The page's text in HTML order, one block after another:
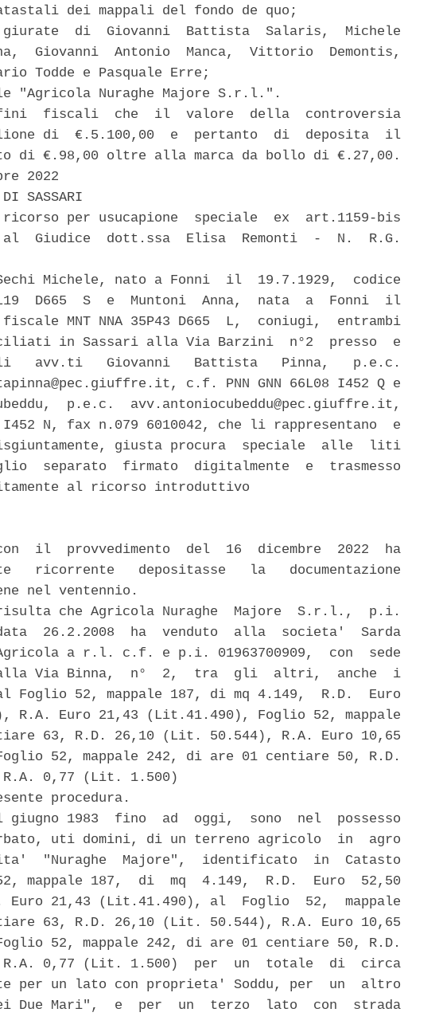
dei mappali del fondo de quo;
di  Giovanni  Battista  Salaris,  Michele
Giovanni  Antonio  Manca,  Vittorio  Demontis,
Todde e Pasquale Erre;
"Agricola Nuraghe Majore S.r.l.".
fiscali  che  il  valore  della  controversia
di  €.5.100,00  e  pertanto  di  deposita  il
di €.98,00 oltre alla marca da bollo di €.27,00.
2022
SASSARI
per usucapione  speciale  ex  art.1159-bis
Giudice  dott.ssa  Elisa  Remonti  -  N.  R.G.
Michele, nato a Fonni  il  19.7.1929,  codice
D665  S  e  Muntoni  Anna,  nata  a  Fonni  il
MNT NNA 35P43 D665  L,  coniugi,  entrambi
in Sassari alla Via Barzini  n°2  presso  e
avv.ti   Giovanni   Battista   Pinna,   p.e.c.
c.f. PNN GNN 66L08 I452 Q e
p.e.c.  avv.antoniocubeddu@pec.giuffre.it,
I452 N, fax n.079 6010042, che li rappresentano  e
giusta procura  speciale  alle  liti
separato  firmato  digitalmente  e  trasmesso
al ricorso introduttivo
il  provvedimento  del  16  dicembre  2022  ha
ricorrente   depositasse   la   documentazione
nel ventennio.
che Agricola Nuraghe  Majore  S.r.l.,  p.i.
26.2.2008  ha  venduto  alla  societa'  Sarda
a r.l. c.f. e p.i. 01963700909,  con  sede
alla Via Binna,  n°  2,  tra  gli  altri,  anche  i
52, mappale 187, di mq 4.149,  R.D.  Euro
R.A. Euro 21,43 (Lit.41.490), Foglio 52, mappale
63, R.D. 26,10 (Lit. 50.544), R.A. Euro 10,65
52, mappale 242, di are 01 centiare 50, R.D.
0,77 (Lit. 1.500)
procedura.
giugno 1983  fino  ad  oggi,  sono  nel  possesso
uti domini, di un terreno agricolo  in  agro
"Nuraghe  Majore",  identificato  in  Catasto
mappale 187,  di  mq  4.149,  R.D.  Euro  52,50
Euro 21,43 (Lit.41.490), al  Foglio  52,  mappale
63, R.D. 26,10 (Lit. 50.544), R.A. Euro 10,65
52, mappale 242, di are 01 centiare 50, R.D.
0,77 (Lit. 1.500)  per  un  totale  di  circa
per un lato con proprieta' Soddu, per  un  altro
Due Mari",  e  per  un  terzo  lato  con  strada